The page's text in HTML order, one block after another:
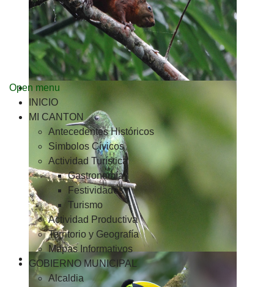
Open menu
INICIO
MI CANTON
Antecedentes Históricos
Simbolos Cívicos
Actividad Turística
Gastronomía
Festividades
Turismo
Actividad Productiva
Territorio y Geografía
Mapas Informativos
GOBIERNO MUNICIPAL
Alcaldia